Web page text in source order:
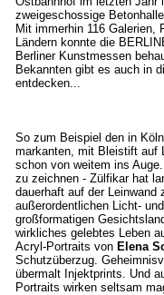
zweigeschossige
Mit immerhin 116 Galerien,
Ländern konnte die
Berliner Kunstmessen
Bekannten gibt es auch in
entdecken...
So zum Beispiel den in
markanten, mit Bleistift auf
schon von weitem ins
zu zeichnen - Zülfikar hat
dauerhaft auf der Leinwand
außerordentlichen Licht-
großformatigen
wirkliches gelebtes Leben
Acryl-Portraits von Elena
Schutzüberzug.
übermalt Injektprints. Und
Portraits wirken seltsam